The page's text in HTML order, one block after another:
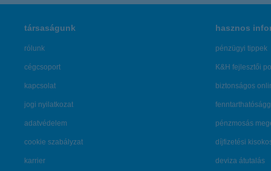
társaságunk
rólunk
cégcsoport
kapcsolat
jogi nyilatkozat
adatvédelem
cookie szabályzat
karrier
hasznos
pénzügyi tippek
K&H fejlesztői
biztonságos
pénzmosás
díjfizetési
deviza átutalás